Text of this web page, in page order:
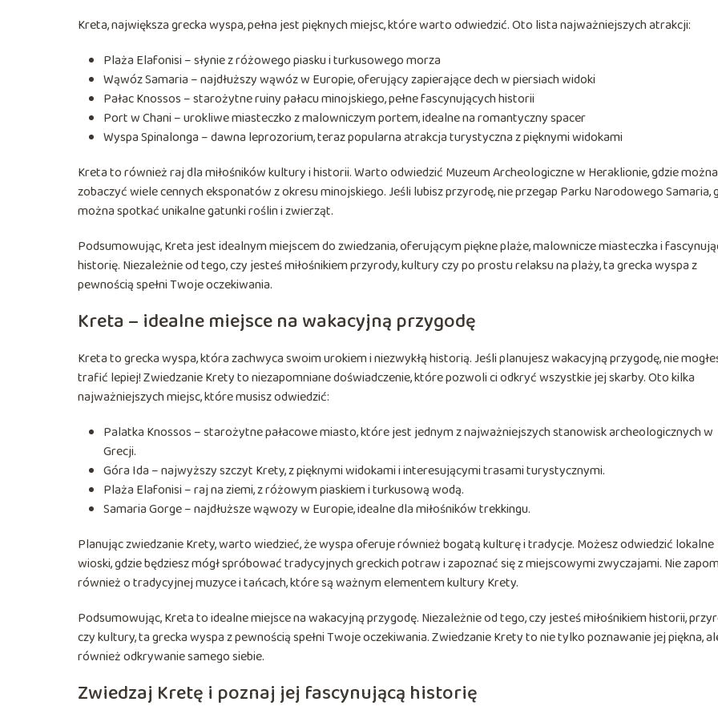
Kreta, największa grecka wyspa, pełna jest pięknych miejsc, które warto odwiedzić. Oto lista najważniejszych atrakcji:
Plaża Elafonisi – słynie z różowego piasku i turkusowego morza
Wąwóz Samaria – najdłuższy wąwóz w Europie, oferujący zapierające dech w piersiach widoki
Pałac Knossos – starożytne ruiny pałacu minojskiego, pełne fascynujących historii
Port w Chani – urokliwe miasteczko z malowniczym portem, idealne na romantyczny spacer
Wyspa Spinalonga – dawna leprozorium, teraz popularna atrakcja turystyczna z pięknymi widokami
Kreta to również raj dla miłośników kultury i historii. Warto odwiedzić Muzeum Archeologiczne w Heraklionie, gdzie można
zobaczyć wiele cennych eksponatów z okresu minojskiego. Jeśli lubisz przyrodę, nie przegap Parku Narodowego Samaria,
można spotkać unikalne gatunki roślin i zwierząt.
Podsumowując, Kreta jest idealnym miejscem do zwiedzania, oferującym piękne plaże, malownicze miasteczka i
historię. Niezależnie od tego, czy jesteś miłośnikiem przyrody, kultury czy po prostu relaksu na plaży, ta grecka wyspa z
pewnością spełni Twoje oczekiwania.
Kreta – idealne miejsce na wakacyjną przygodę
Kreta to grecka wyspa, która zachwyca swoim urokiem i niezwykłą historią. Jeśli planujesz wakacyjną przygodę, nie
trafić lepiej! Zwiedzanie Krety to niezapomniane doświadczenie, które pozwoli ci odkryć wszystkie jej skarby. Oto kilka
najważniejszych miejsc, które musisz odwiedzić:
Palatka Knossos – starożytne pałacowe miasto, które jest jednym z najważniejszych stanowisk archeologicznych w
Grecji.
Góra Ida – najwyższy szczyt Krety, z pięknymi widokami i interesującymi trasami turystycznymi.
Plaża Elafonisi – raj na ziemi, z różowym piaskiem i turkusową wodą.
Samaria Gorge – najdłuższe wąwozy w Europie, idealne dla miłośników trekkingu.
Planując zwiedzanie Krety, warto wiedzieć, że wyspa oferuje również bogatą kulturę i tradycje. Możesz odwiedzić lokalne
wioski, gdzie będziesz mógł spróbować tradycyjnych greckich potraw i zapoznać się z miejscowymi zwyczajami. Nie
również o tradycyjnej muzyce i tańcach, które są ważnym elementem kultury Krety.
Podsumowując, Kreta to idealne miejsce na wakacyjną przygodę. Niezależnie od tego, czy jesteś miłośnikiem historii,
czy kultury, ta grecka wyspa z pewnością spełni Twoje oczekiwania. Zwiedzanie Krety to nie tylko poznawanie jej piękna,
również odkrywanie samego siebie.
Zwiedzaj Kretę i poznaj jej fascynującą historię